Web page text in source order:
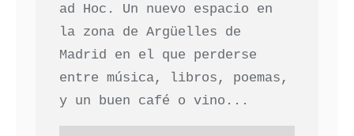
ad Hoc. Un nuevo espacio en
la zona de Argüelles de
Madrid en el que perderse
entre música, libros, poemas,
y un buen café o vino...